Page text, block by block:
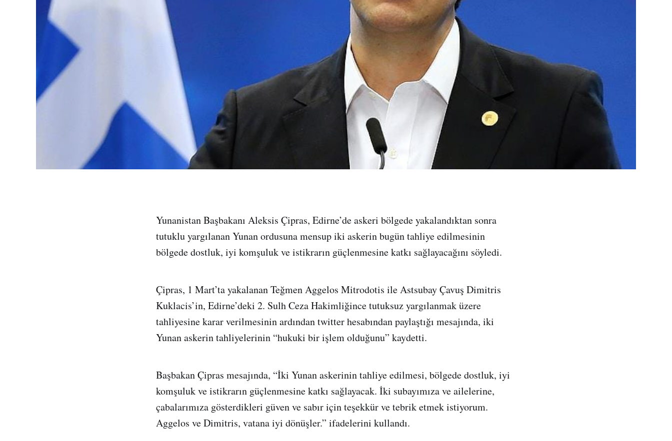
Yunanistan Başbakanı Aleksis Çipras, Edirne’de askeri bölgede yakalandıktan sonra
tutuklu yargılanan Yunan ordusuna mensup iki askerin bugün tahliye edilmesinin
bölgede dostluk, iyi komşuluk ve istikrarın güçlenmesine katkı sağlayacağını söyledi.
Çipras, 1 Mart’ta yakalanan Teğmen Aggelos Mitrodotis ile Astsubay Çavuş Dimitris
Kuklacis’in, Edirne’deki 2. Sulh Ceza Hakimliğince tutuksuz yargılanmak üzere
tahliyesine karar verilmesinin ardından twitter hesabından paylaştığı mesajında, iki
Yunan askerin tahliyelerinin “hukuki bir işlem olduğunu” kaydetti.
Başbakan Çipras mesajında, “İki Yunan askerinin tahliye edilmesi, bölgede dostluk, iyi
komşuluk ve istikrarın güçlenmesine katkı sağlayacak. İki subayımıza ve ailelerine,
çabalarımıza gösterdikleri güven ve sabır için teşekkür ve tebrik etmek istiyorum.
Aggelos ve Dimitris, vatana iyi dönüşler.” ifadelerini kullandı.